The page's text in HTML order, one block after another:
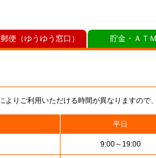
よりご利用いただける時間が異なりますので
平日
9:00～19:00
郵便（ゆうゆう窓口） 貯金・ＡＴ